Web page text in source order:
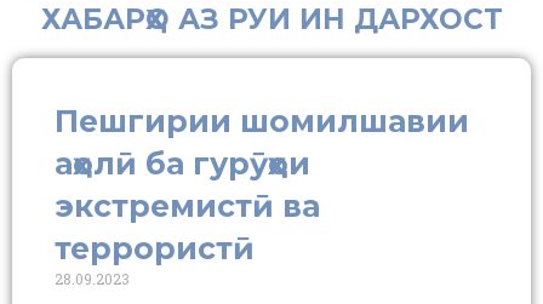
ХАБАРҲО АЗ РУИ ИН ДАРХОСТ
Пешгирии шомилшавии
аҳолӣ ба гурӯҳҳои
экстремистӣ ва
террористӣ
28.09.2023